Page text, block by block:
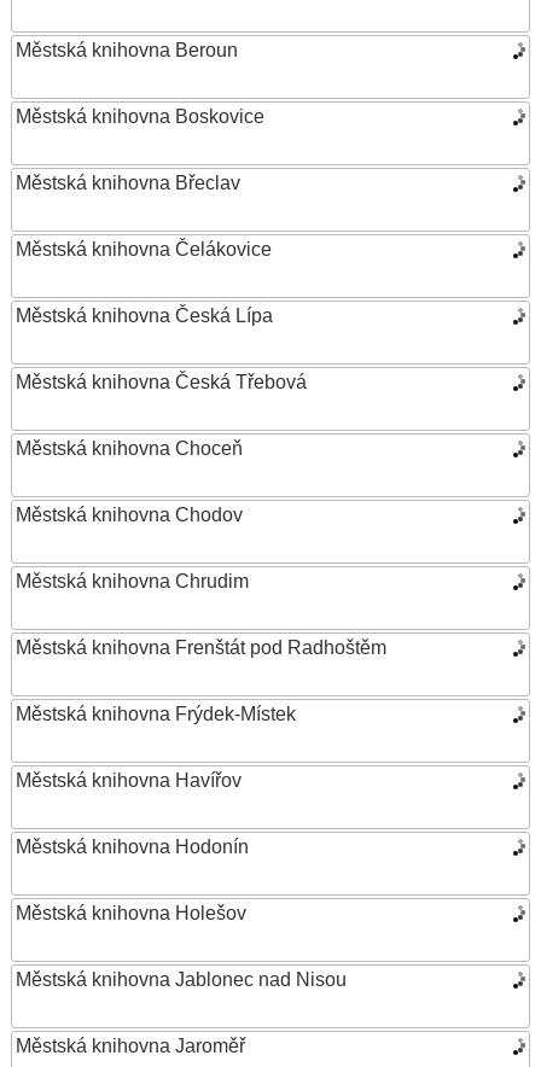
Městská knihovna Beroun
Městská knihovna Boskovice
Městská knihovna Břeclav
Městská knihovna Čelákovice
Městská knihovna Česká Lípa
Městská knihovna Česká Třebová
Městská knihovna Choceň
Městská knihovna Chodov
Městská knihovna Chrudim
Městská knihovna Frenštát pod Radhoštěm
Městská knihovna Frýdek-Místek
Městská knihovna Havířov
Městská knihovna Hodonín
Městská knihovna Holešov
Městská knihovna Jablonec nad Nisou
Městská knihovna Jaroměř